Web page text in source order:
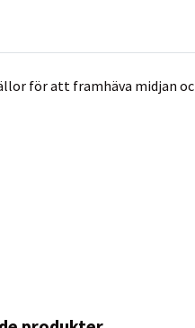
för att framhäva midjan